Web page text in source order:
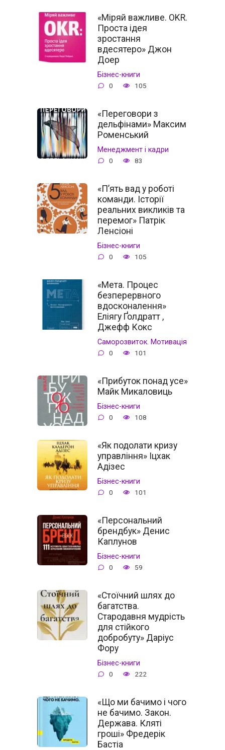
«Міряй важливе. OKR.
Проста ідея
зростання
вдесятеро» Джон
Доер
Бізнес-книги
0 105
«Переговори з
дельфінами» Максим
Роменський
Менеджмент і кадри
0 83
«П’ять вад у роботі
команди. Історії
реальних викликів та
перемог» Патрік
Ленсіоні
Бізнес-книги
0 105
«Мета. Процес
безперервного
вдосконалення»
Еліягу Ґолдратт ,
Джефф Кокс
Саморозвиток. Мотивація
0 101
«Прибуток понад усе»
Майк Микаловиць
Бізнес-книги
0 108
«Як подолати кризу
управління» Іцхак
Адізес
Бізнес-книги
0 101
«Персональний
брендбук» Денис
Каплунов
Бізнес-книги
0 59
«Стоїчний шлях до
багатства.
Стародавня мудрість
для стійкого
добробуту» Даріус
Фору
Бізнес-книги
0 222
«Що ми бачимо і чого
не бачимо. Закон.
Держава. Кляті
гроші» Фредерік
Бастіа